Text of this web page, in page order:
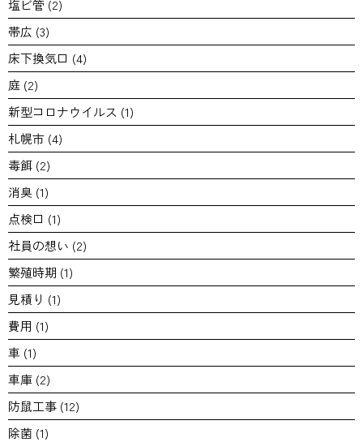
塩ビ管 (2)
帯広 (3)
床下換気口 (4)
庭 (2)
新型コロナウイルス (1)
札幌市 (4)
毒餌 (2)
消臭 (1)
点検口 (1)
社員の想い (2)
繁殖時期 (1)
見積り (1)
費用 (1)
車 (1)
車庫 (2)
防鼠工事 (12)
除菌 (1)